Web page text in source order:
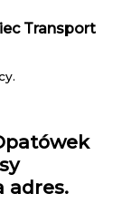
Transport
adres.